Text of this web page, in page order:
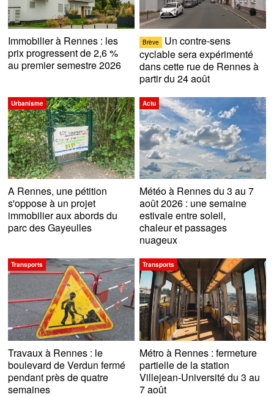
Immobilier à Rennes : les
prix progressent de 2,6 %
au premier semestre 2026
Brève
Un contre-sens
cyclable sera expérimenté
dans cette rue de Rennes à
partir du 24 août
Urbanisme
A Rennes, une pétition
s'oppose à un projet
immobilier aux abords du
parc des Gayeulles
Actu
Météo à Rennes du 3 au 7
août 2026 : une semaine
estivale entre soleil,
chaleur et passages
nuageux
Transports
Travaux à Rennes : le
boulevard de Verdun fermé
pendant près de quatre
semaines
Transports
Métro à Rennes : fermeture
partielle de la station
Villejean-Université du 3 au
7 août